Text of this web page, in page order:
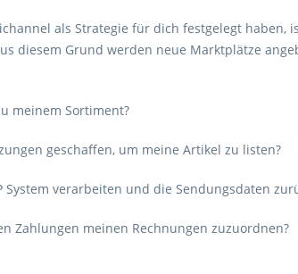
als Strategie für dich festgelegt haben,
diesem Grund werden neue Marktplätze
meinem Sortiment?
geschaffen, um meine Artikel zu listen?
verarbeiten und die Sendungsdaten
Zahlungen meinen Rechnungen zuzuordnen?